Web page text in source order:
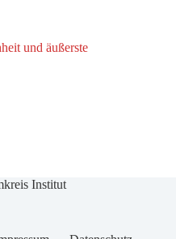
und äußerste
Institut